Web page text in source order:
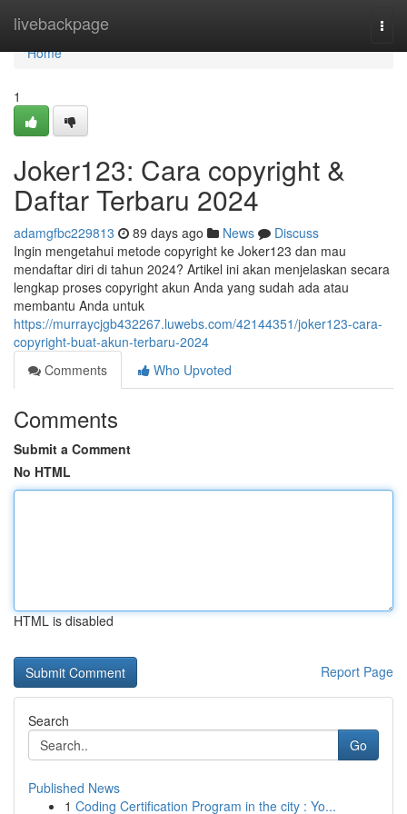
livebackpage
Home
Home
1
Joker123: Cara copyright &
Daftar Terbaru 2024
adamgfbc229813 89 days ago News
Discuss
Ingin mengetahui metode copyright ke Joker123 dan mau
mendaftar diri di tahun 2024? Artikel ini akan menjelaskan secara
lengkap proses copyright akun Anda yang sudah ada atau
membantu Anda untuk
https://murraycjgb432267.luwebs.com/42144351/joker123-cara-
copyright-buat-akun-terbaru-2024
Comments
Who Upvoted
Comments
Submit a Comment
No HTML
HTML is disabled
Report Page
Search
Go
Published News
1 Coding Certification Program in the city : Yo...